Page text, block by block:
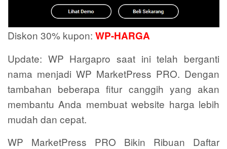
Diskon 30% kupon: WP-HARGA
Update: WP Hargapro saat ini telah berganti
nama menjadi WP MarketPress PRO. Dengan
tambahan beberapa fitur canggih yang akan
membantu Anda membuat website harga lebih
mudah dan cepat.
WP MarketPress PRO Bikin Ribuan Daftar